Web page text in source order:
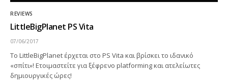
REVIEWS
LittleBigPlanet PS Vita
07/06/2017
Το LittleBigPlanet έρχεται στο PS Vita και βρίσκει το ιδανικό
«σπίτι»! Ετοιμαστείτε για ξέφρενο platforming και ατελείωτες
δημιουργικές ώρες!